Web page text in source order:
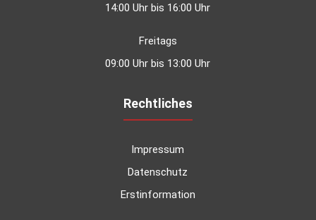
14:00 Uhr bis 16:00 Uhr
Freitags
09:00 Uhr bis 13:00 Uhr
Rechtliches
Impressum
Datenschutz
Erstinformation